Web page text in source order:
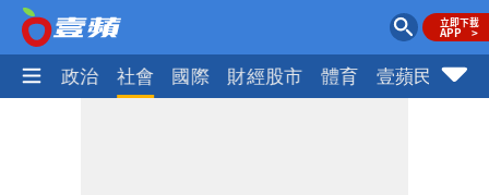
生活 政治 社會 國際 財經股市 體育 壹蘋民調